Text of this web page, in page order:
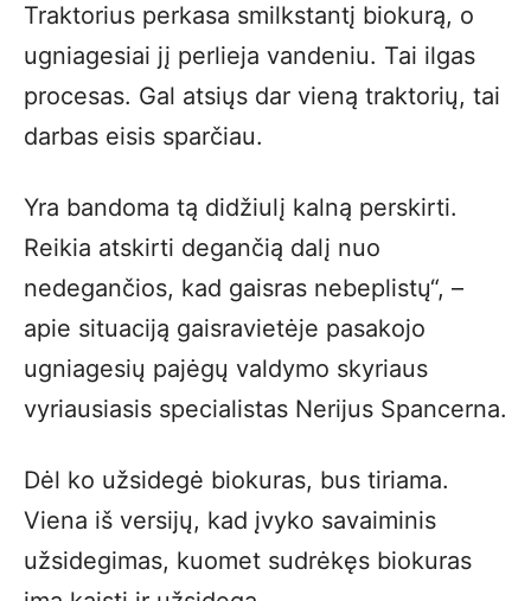
Traktorius perkasa smilkstantį biokurą, o
ugniagesiai jį perlieja vandeniu. Tai ilgas
procesas. Gal atsiųs dar vieną traktorių, tai
darbas eisis sparčiau.
Yra bandoma tą didžiulį kalną perskirti.
Reikia atskirti degančią dalį nuo
nedegančios, kad gaisras nebeplistų“, –
apie situaciją gaisravietėje pasakojo
ugniagesių pajėgų valdymo skyriaus
vyriausiasis specialistas Nerijus Spancerna.
Dėl ko užsidegė biokuras, bus tiriama.
Viena iš versijų, kad įvyko savaiminis
užsidegimas, kuomet sudrėkęs biokuras